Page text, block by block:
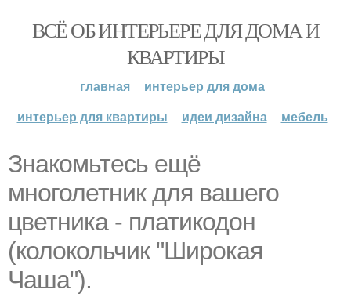
ВСЁ ОБ ИНТЕРЬЕРЕ ДЛЯ ДОМА И
КВАРТИРЫ
главная
интерьер для дома
интерьер для квартиры
идеи дизайна мебель
Знакомьтесь ещё
многолетник для вашего
цветника - платикодон
(колокольчик "Широкая
Чаша").